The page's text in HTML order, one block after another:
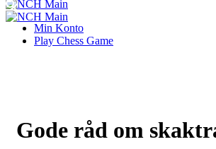
NCH MainMin Konto
Play Chess Game
Gode råd om